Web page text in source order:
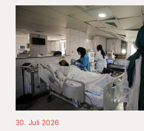
30. Juli 2026